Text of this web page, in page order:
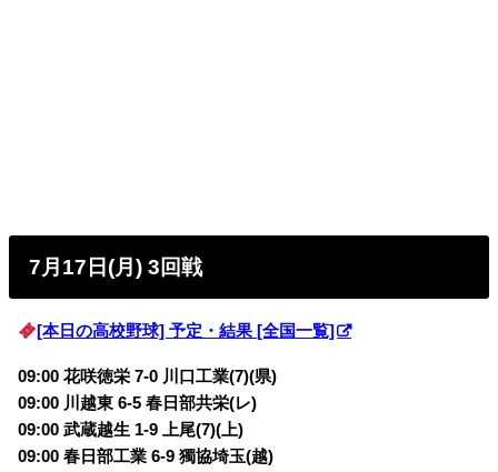
7月17日(月) 3回戦
[本日の高校野球] 予定・結果 [全国一覧]
09:00 花咲徳栄 7-0 川口工業(7)(県)
09:00 川越東 6-5 春日部共栄(レ)
09:00 武蔵越生 1-9 上尾(7)(上)
09:00 春日部工業 6-9 獨協埼玉(越)